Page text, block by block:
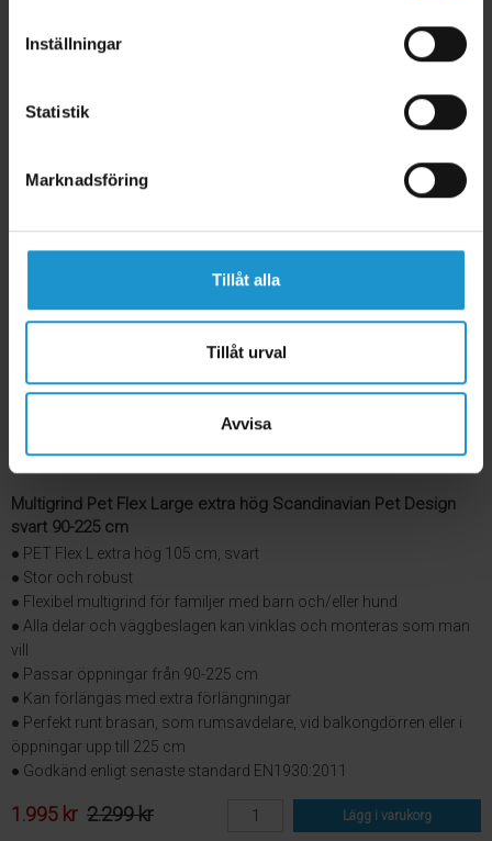
Inställningar
Statistik
Marknadsföring
Tillåt alla
Tillåt urval
Avvisa
Multigrind Pet Flex Large extra hög Scandinavian Pet Design
svart 90-225 cm
● PET Flex L extra hög 105 cm, svart
● Stor och robust
● Flexibel multigrind för familjer med barn och/eller hund
● Alla delar och väggbeslagen kan vinklas och monteras som man
vill
● Passar öppningar från 90-225 cm
● Kan förlängas med extra förlängningar
● Perfekt runt brasan, som rumsavdelare, vid balkongdörren eller i
öppningar upp till 225 cm
● Godkänd enligt senaste standard EN1930:2011
1.995 kr 2.299 kr Lägg i varukorg